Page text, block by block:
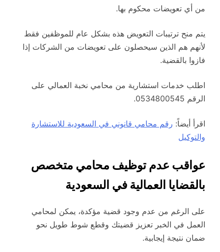
من أي تعويضات محكوم بها.
يتم منح ترتيبات التعويض هذه بشكل عام للموظفين فقط
لأنهم هم الذين سيحصلون على تعويضات من الشركات إذا
فازوا بالقضية.
اطلب خدمات استشارية من محامي نخبة العمالي على
الرقم 0534800545.
اقرأ أيضاً: رقم محامي قانوني في السعودية للاستشارة
والتوكيل
عواقب عدم توظيف محامي متخصص
بالقضايا العمالية في السعودية
على الرغم من عدم وجود قضية مؤكدة، يمكن لمحامي
العمل في الخبر تعزيز قضيتك وقطع شوط طويل نحو
ضمان نتيجة إيجابية.